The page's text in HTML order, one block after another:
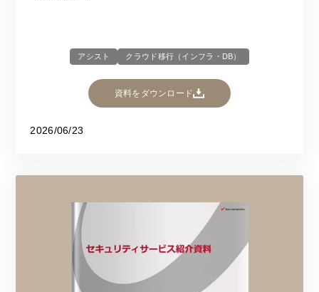
アシスト クラウド移行（インフラ・DB）
資料をダウンロード
2026/06/23